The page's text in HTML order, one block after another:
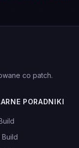
co patch.
PORADNIKI
Build